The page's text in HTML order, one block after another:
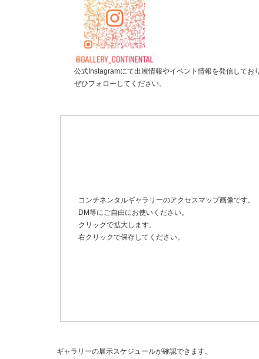
公式Instagramにて出展情報やイベント情報を発信してお
ぜひフォローしてください。
コンチネンタルギャラリーのアクセスマップ画像です。
DM等にご自由にお使いください。
クリックで拡大します。
右クリックで保存してください。
ギャラリーの展示スケジュールが確認できます。